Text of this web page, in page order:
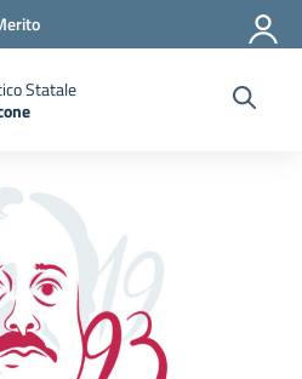
Statale